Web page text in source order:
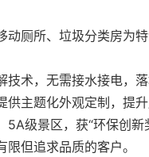
厕所、垃圾分类房为
术，无需接水接电，落
主题化外观定制，提升
级景区，获“环保创新
但追求品质的客户。